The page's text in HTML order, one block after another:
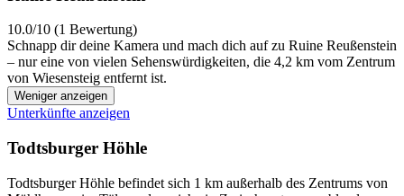
10.0/10 (1 Bewertung)
Schnapp dir deine Kamera und mach dich auf zu Ruine Reußenstein
– nur eine von vielen Sehenswürdigkeiten, die 4,2 km vom Zentrum
von Wiesensteig entfernt ist.
Weniger anzeigen
Unterkünfte anzeigen
Todtsburger Höhle
Todtsburger Höhle befindet sich 1 km außerhalb des Zentrums von